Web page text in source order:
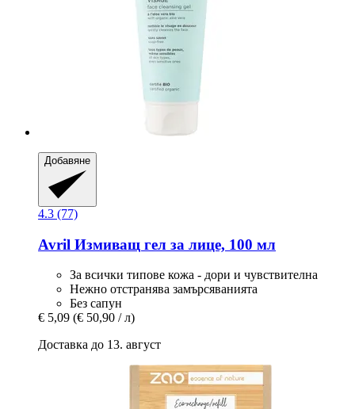
Добавяне
4.3 (77)
Avril Измиващ гел за лице, 100 мл
За всички типове кожа - дори и чувствителна
Нежно отстранява замърсяванията
Без сапун
€ 5,09 (€ 50,90 / л)
Доставка до 13. август